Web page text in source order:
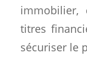
immobilier,
titres
sécuriser le